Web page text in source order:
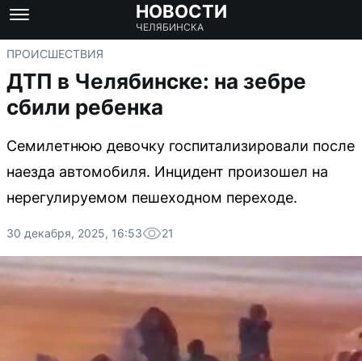
НОВОСТИ
ЧЕЛЯБИНСКА
ПРОИСШЕСТВИЯ
ДТП в Челябинске: на зебре
сбили ребенка
Семилетнюю девочку госпитализировали после
наезда автомобиля. Инцидент произошел на
нерегулируемом пешеходном переходе.
30 декабря, 2025, 16:53 21